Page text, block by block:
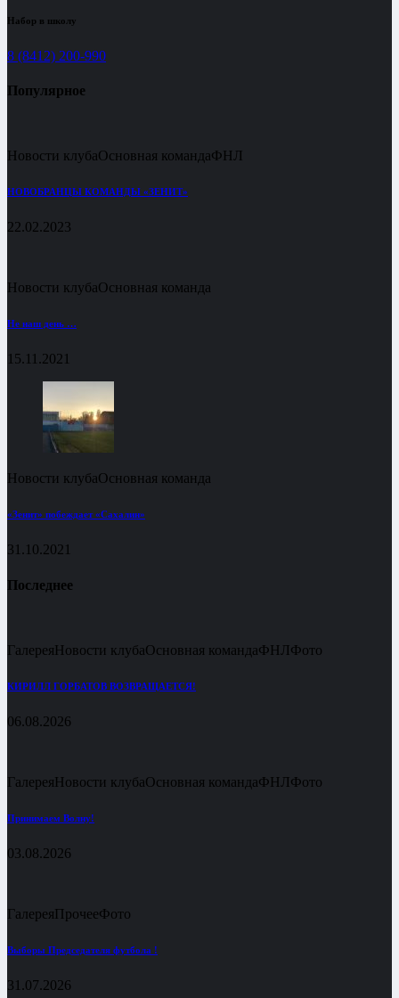
Набор в школу
8 (8412) 200-990
Популярное
Новости клубаОсновная командаФНЛ
НОВОБРАНЦЫ КОМАНДЫ «ЗЕНИТ»
22.02.2023
Новости клубаОсновная команда
Не наш день …
15.11.2021
Новости клубаОсновная команда
«Зенит» побеждает «Сахалин»
31.10.2021
Последнее
ГалереяНовости клубаОсновная командаФНЛФото
КИРИЛЛ ГОРБАТОВ ВОЗВРАЩАЕТСЯ!
06.08.2026
ГалереяНовости клубаОсновная командаФНЛФото
Принимаем Волну!
03.08.2026
ГалереяПрочееФото
Выборы Председателя футбола !
31.07.2026